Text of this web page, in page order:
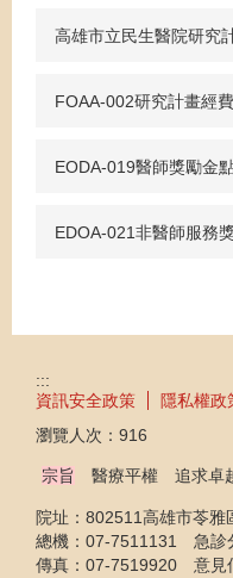
高雄市立民生醫院研究
FOAA-002研究計畫經
EODA-019醫師獎勵金
EDOA-021非醫師服務
:::
資訊安全政策
隱私權政
瀏覽人次： 916
宗旨 醫療平權 追求
院址：802511高雄市苓雅
總機：07-7511131 急診
傳真：07-7519920 意見